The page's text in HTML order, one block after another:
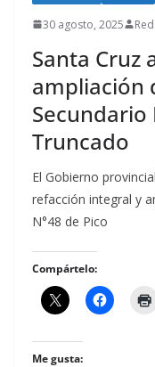
30 agosto, 2025
Santa Cruz
ampliación
Secundario
Truncado
El Gobierno
refacción integral y
N°48 de Pico
Compártelo:
Me gusta: